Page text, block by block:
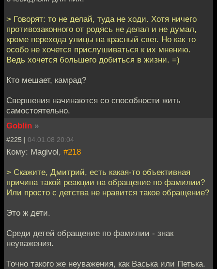
> Говорят: то не делай, туда не ходи. Хотя ничего
противозаконного от родясь не делал и не думал,
кроме перехода улицы на красный свет. Но как то
особо не хочется прислушиваться к их мнению.
Ведь хочется большего добиться в жизни. =)
Кто мешает, камрад?
Свершения начинаются со способности жить
самостоятельно.
Goblin »
#225 | 04.01.08 20:04
Кому: Magivol, #218
> Скажите, Дмитрий, есть какая-то объективная
причина такой реакции на обращение по фамилии?
Или просто с детства не нравится такое обращение?
Это ж дети.
Среди детей обращение по фамилии - знак
неуважения.
Точно такого же неуважения, как Васька или Петька.